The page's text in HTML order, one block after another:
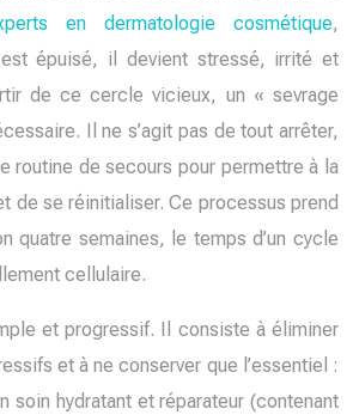
en dermatologie cosmétique,
est épuisé, il devient stressé, irrité et
de ce cercle vicieux, un « sevrage
Il ne s’agit pas de tout arrêter,
routine de secours pour permettre à la
de se réinitialiser. Ce processus prend
quatre semaines, le temps d’un cycle
cellulaire.
et progressif. Il consiste à éliminer
et à ne conserver que l’essentiel :
soin hydratant et réparateur (contenant